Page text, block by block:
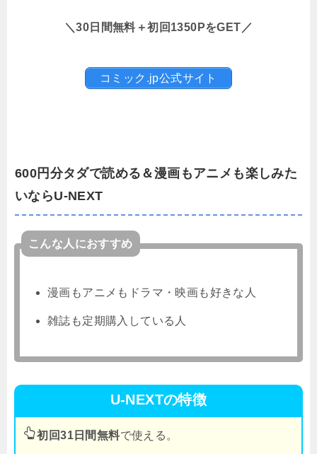
＼30日間無料＋初回1350PをGET／
コミック.jp公式サイト
600円分タダで読める＆漫画もアニメも楽しみた
いならU-NEXT
こんな人におすすめ
漫画もアニメもドラマ・映画も好きな人
雑誌も定期購入している人
U-NEXTの特徴
初回31日間無料で使える。